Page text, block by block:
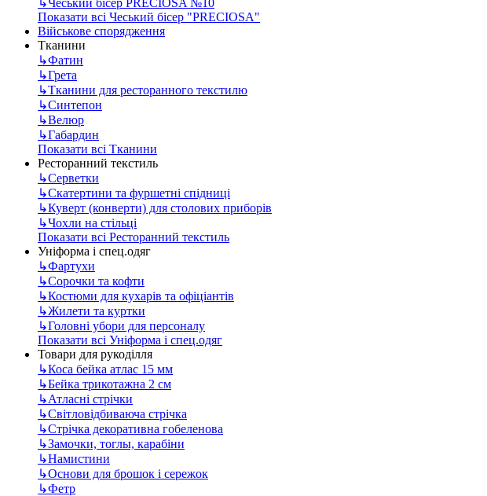
Показати всі Чеський бісер "PRECIOSA"
Військове спорядження
Тканини
↳Фатин
↳Грета
↳Тканини для ресторанного текстилю
↳Синтепон
↳Велюр
↳Габардин
Показати всі Тканини
Ресторанний текстиль
↳Серветки
↳Скатертини та фуршетні спідниці
↳Куверт (конверти) для столових приборів
↳Чохли на стільці
Показати всі Ресторанний текстиль
Уніформа і спец.одяг
↳Фартухи
↳Сорочки та кофти
↳Костюми для кухарів та офіціантів
↳Жилети та куртки
↳Головні убори для персоналу
Показати всі Уніформа і спец.одяг
Товари для рукоділля
↳Коса бейка атлас 15 мм
↳Бейка трикотажна 2 см
↳Атласні стрічки
↳Світловідбиваюча стрічка
↳Стрічка декоративна гобеленова
↳Замочки, тоглы, карабіни
↳Намистини
↳Основи для брошок і сережок
↳Фетр